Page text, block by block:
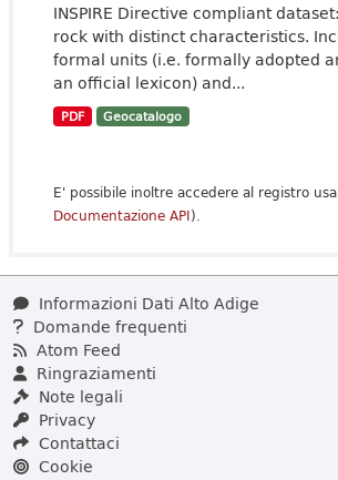
INSPIRE Directive compliant
rock with distinct characteristics.
formal units (i.e. formally adopted
an official lexicon) and...
PDF Geocatalogo
E' possibile inoltre accedere al registro
Documentazione API).
Informazioni Dati Alto Adige
Domande frequenti
Atom Feed
Ringraziamenti
Note legali
Privacy
Contattaci
Cookie